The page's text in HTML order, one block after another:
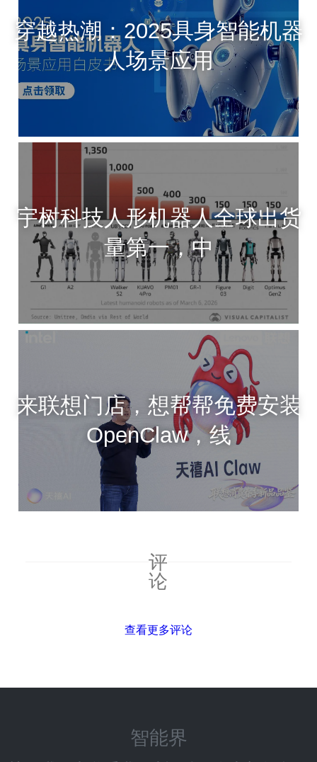
穿越热潮：2025具身智能机器
人场景应用
宇树科技人形机器人全球出货
量第一，中
来联想门店，想帮帮免费安装
OpenClaw，线
评
论
查看更多评论
智能界